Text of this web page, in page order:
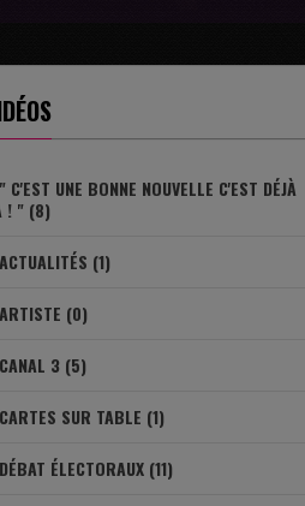
" C'EST UNE BONNE NOUVELLE C'EST DÉJÀ
! " (8)
ACTUALITÉS (1)
ARTISTE (0)
CANAL 3 (5)
CARTES SUR TABLE (1)
DÉBAT ÉLECTORAUX (11)